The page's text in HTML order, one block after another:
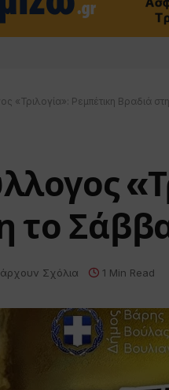
«Τριλογία»: Ρεμπέτικη Βραδιά
το
Σχόλια 1 Min Read